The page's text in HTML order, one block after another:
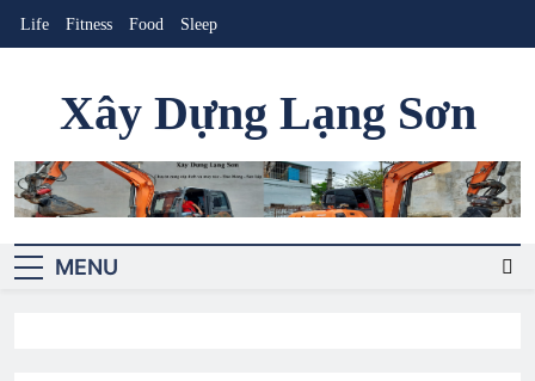
Life Fitness Food Sleep
Xây Dựng Lạng Sơn
Cung cấp sản phẩm-dịch vụ xây dựng
MENU